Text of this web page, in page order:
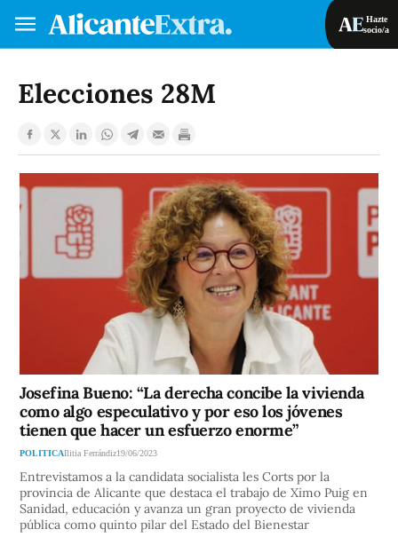
Hazte
socio/a
VA
Elecciones 28M
Josefina Bueno: “La derecha concibe la vivienda
como algo especulativo y por eso los jóvenes
tienen que hacer un esfuerzo enorme”
POLITICAIlitia Ferrándiz19/06/2023
Entrevistamos a la candidata socialista les Corts por la
provincia de Alicante que destaca el trabajo de Ximo Puig en
Sanidad, educación y avanza un gran proyecto de vivienda
pública como quinto pilar del Estado del Bienestar